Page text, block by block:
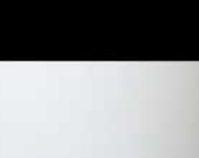
1999 von 29 europäischen Staaten
Hochschulraum (EHR) zu
Hochschulpersonals